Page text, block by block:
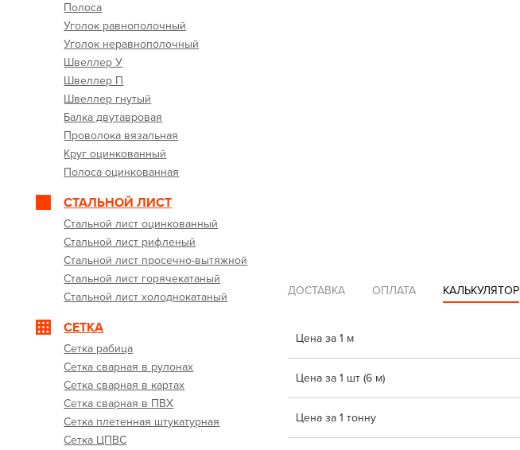
Полоса
Уголок равнополочный
Уголок неравнополочный
Швеллер У
Швеллер П
Швеллер гнутый
Балка двутавровая
Проволока вязальная
Круг оцинкованный
Полоса оцинкованная
СТАЛЬНОЙ ЛИСТ
Стальной лист оцинкованный
Стальной лист рифленый
Стальной лист просечно-вытяжной
Стальной лист горячекатаный
Стальной лист холоднокатаный
СЕТКА
Сетка рабица
Сетка сварная в рулонах
Сетка сварная в картах
Сетка сварная в ПВХ
Сетка плетенная штукатурная
Сетка ЦПВС
ДОСТАВКА ОПЛАТА КАЛЬКУЛЯТОР
Цена за 1 м
Цена за 1 шт (6 м)
Цена за 1 тонну